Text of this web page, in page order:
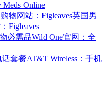
Online
英国男
Figleaves
Wild One官网：全
AT&T Wireless：手机